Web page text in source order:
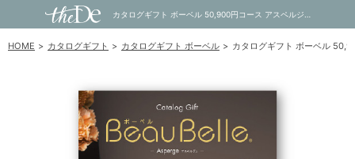
HOME カタログギフト カタログギフト ボーベル カタログギフト ボーベル